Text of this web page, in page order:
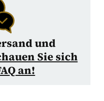
und
Sie sich
an!